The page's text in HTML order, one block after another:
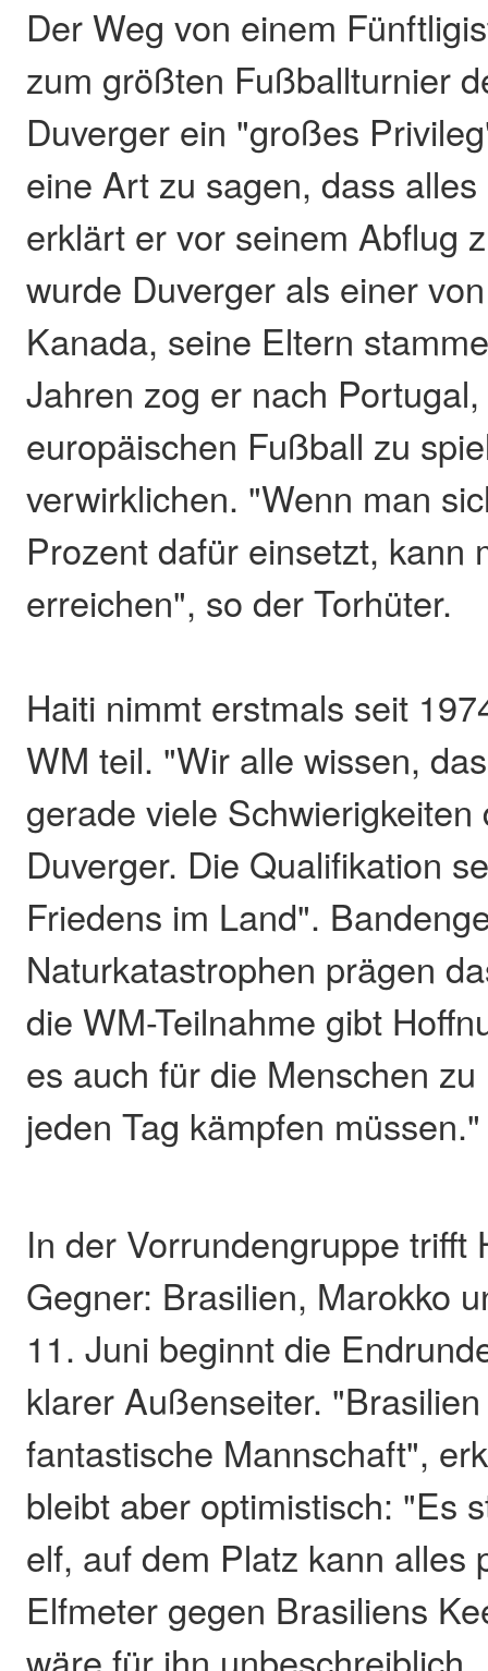
Der Weg von einem
zum größten Fußballturnier
Duverger ein "großes
eine Art zu sagen, dass
erklärt er vor seinem Abflug
wurde Duverger als einer
Kanada, seine Eltern
Jahren zog er nach
europäischen Fußball zu
verwirklichen. "Wenn man
Prozent dafür einsetzt, kann
erreichen", so der Torhüter.
Haiti nimmt erstmals seit
WM teil. "Wir alle wissen,
gerade viele
Duverger. Die Qualifikation
Friedens im Land".
Naturkatastrophen prägen
die WM-Teilnahme gibt
es auch für die Menschen
jeden Tag kämpfen müssen."
In der Vorrundengruppe trifft
Gegner: Brasilien, Marokko
11. Juni beginnt die
klarer Außenseiter.
fantastische Mannschaft",
bleibt aber optimistisch: "Es
elf, auf dem Platz kann alles
Elfmeter gegen Brasiliens